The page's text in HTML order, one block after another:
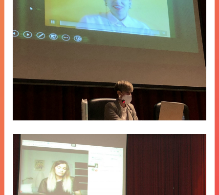
Lucía Santiago Loira: Periodista
editora de deportes en la Agencia EFE
y directora de la página web de la
web Deporteymujer.com